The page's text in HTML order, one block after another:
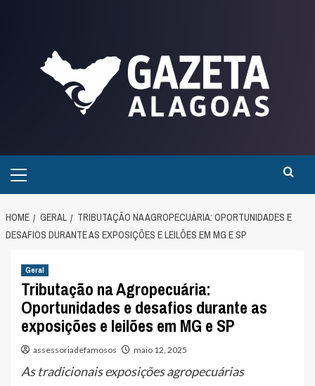
Menu
HOME GERAL
TRIBUTAÇÃO NA AGROPECUÁRIA: OPORTUNIDADES E
DESAFIOS DURANTE AS EXPOSIÇÕES E LEILÕES EM MG E SP
Geral
Tributação na Agropecuária:
Oportunidades e desafios durante as
exposições e leilões em MG e SP
assessoriadefamosos maio 12, 2025
As tradicionais exposições agropecuárias